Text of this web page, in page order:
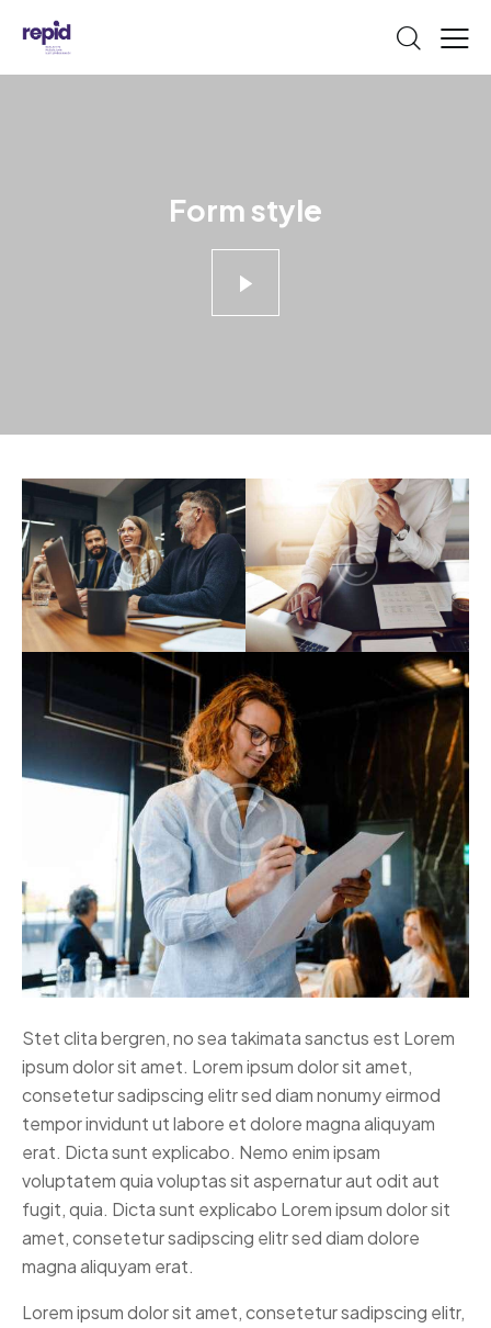
Form style
Stet clita bergren, no sea takimata sanctus est Lorem
ipsum dolor sit amet. Lorem ipsum dolor sit amet,
consetetur sadipscing elitr sed diam nonumy eirmod
tempor invidunt ut labore et dolore magna aliquyam
erat. Dicta sunt explicabo. Nemo enim ipsam
voluptatem quia voluptas sit aspernatur aut odit aut
fugit, quia. Dicta sunt explicabo Lorem ipsum dolor sit
amet, consetetur sadipscing elitr sed diam dolore
magna aliquyam erat.
Lorem ipsum dolor sit amet, consetetur sadipscing elitr,